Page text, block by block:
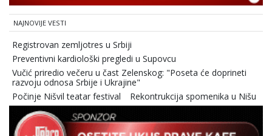
NAJNOVIJE VESTI
Registrovan zemljotres u Srbiji
Preventivni kardiološki pregledi u Supovcu
Vučić priredio večeru u čast Zelenskog: "Poseta će doprineti
razvoju odnosa Srbije i Ukrajine"
Počinje Nišvil teatar festival
Rekontrukcija spomenika u Nišu